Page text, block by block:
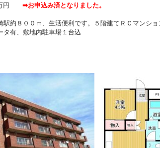
万円 ➡お申込み済となりました。
駅約８００ｍ、生活便利です。５階建てＲＣマンショ
敷地内駐車場１台込